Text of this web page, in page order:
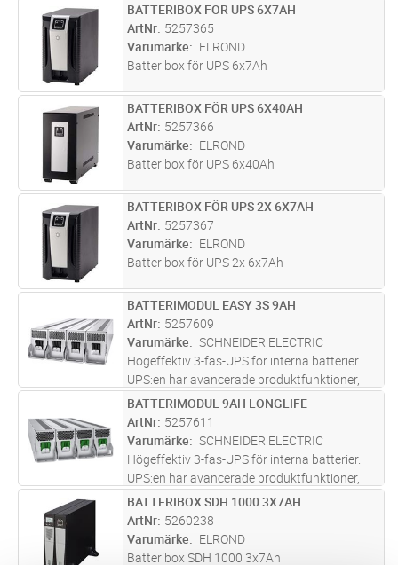
ST Lägg i kundvagn
BATTERIBOX FÖR UPS 6X7AH
ArtNr 5257365
Varumärke
ELROND
Batteribox för UPS 6x7Ah
ST Lägg i kundvagn
BATTERIBOX FÖR UPS 6X40AH
ArtNr 5257366
Varumärke
ELROND
Batteribox för UPS 6x40Ah
ST Lägg i kundvagn
BATTERIBOX FÖR UPS 2X 6X7AH
ArtNr 5257367
Varumärke
ELROND
Batteribox för UPS 2x 6x7Ah
ST Lägg i kundvagn
BATTERIMODUL EASY 3S 9AH
ArtNr 5257609
Varumärke
SCHNEIDER ELECTRIC
Högeffektiv 3-fas-UPS för interna batterier.
UPS:en har avancerade produktfunktioner,
konkurrenskraftiga specifikationer och robust
elektrisk design, vilket gör affärskontinuiteten
enkel i datacentre...läs mer
ST Lägg i kundvagn
BATTERIMODUL 9AH LONGLIFE
ArtNr 5257611
Varumärke
SCHNEIDER ELECTRIC
Högeffektiv 3-fas-UPS för interna batterier.
UPS:en har avancerade produktfunktioner,
konkurrenskraftiga specifikationer och robust
elektrisk design, vilket gör affärskontinuiteten
enkel i datacentre...läs mer
ST Lägg i kundvagn
BATTERIBOX SDH 1000 3X7AH
ArtNr 5260238
Varumärke
ELROND
Batteribox SDH 1000 3x7Ah